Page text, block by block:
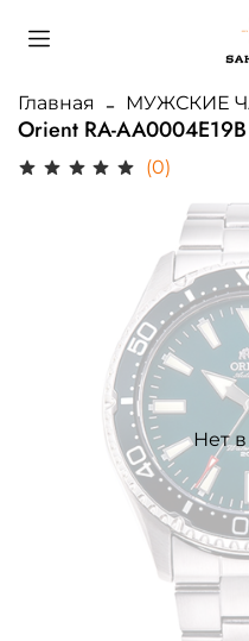
Главная МУЖСКИЕ
Orient RA-AA0004E19B
(0)
Нет